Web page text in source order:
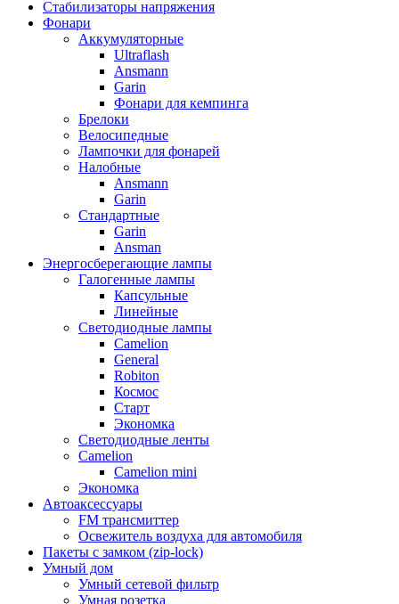
Стабилизаторы напряжения
Фонари
Аккумуляторные
Ultraflash
Ansmann
Garin
Фонари для кемпинга
Брелоки
Велосипедные
Лампочки для фонарей
Налобные
Ansmann
Garin
Стандартные
Garin
Ansman
Энергосберегающие лампы
Галогенные лампы
Капсульные
Линейные
Светодиодные лампы
Camelion
General
Robiton
Космос
Старт
Экономка
Светодиодные ленты
Camelion
Camelion mini
Экономка
Автоаксессуары
FM трансмиттер
Освежитель воздуха для автомобиля
Пакеты с замком (zip-lock)
Умный дом
Умный сетевой фильтр
Умная розетка